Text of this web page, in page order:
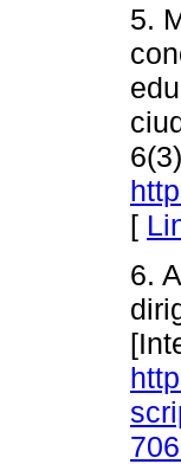
5.
[
6.